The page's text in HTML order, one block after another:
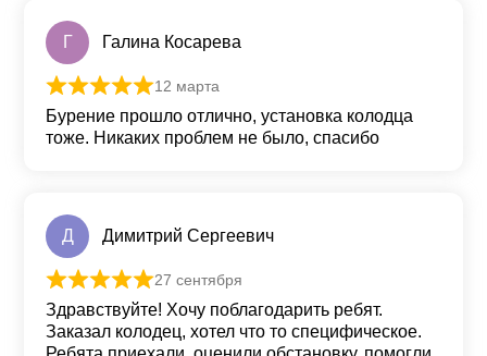
Г Галина Косарева
Оценка из 5
12 марта
Бурение прошло отлично, установка колодца
тоже. Никаких проблем не было, спасибо
Д Димитрий Сергеевич
Оценка
27 сентября
Здравствуйте! Хочу поблагодарить ребят.
Заказал колодец, хотел что то специфическое.